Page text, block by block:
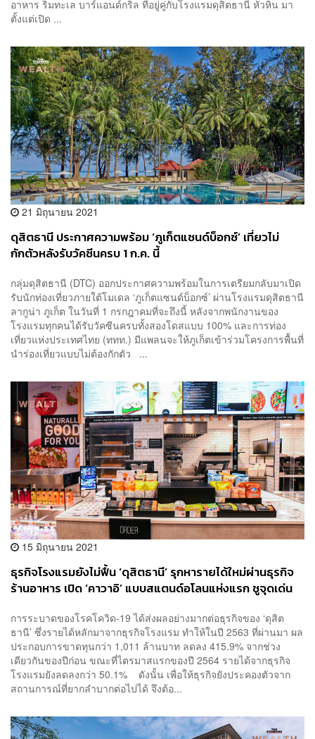
อาหาร ริมทะเล บาร์แอนด์กริล ที่อยู่คู่กับโรงแรมดุสิตธานี หัวหิน มา
ตั้งแต่เปิด ...
21 มิถุนายน 2021
ดุสิตธานี ประกาศความพร้อม ‘ภูเก็ตแซนด์บ็อกซ์’ เที่ยวไม่
กักตัวหลังรับวัคซีนครบ 1 ก.ค. นี้
กลุ่มดุสิตธานี (DTC) ออกประกาศความพร้อมในการเตรียมกลับมาเปิด
รับนักท่องเที่ยวภายใต้โมเดล ‘ภูเก็ตแซนด์บ็อกซ์’ ผ่านโรงแรมดุสิตธานี
ลากูน่า ภูเก็ต ในวันที่ 1 กรกฎาคมที่จะถึงนี้ หลังจากพนักงานของ
โรงแรมทุกคนได้รับวัคซีนครบทั้งสองโดสแบบ 100% และการท่อง
เที่ยวแห่งประเทศไทย (ททท.) มีแพลนจะให้ภูเก็ตเข้าร่วมโครงการพื้นที่
นำร่องเที่ยวแบบไม่ต้องกักตัว ...
15 มิถุนายน 2021
ธุรกิจโรงแรมยังไม่ฟื้น ‘ดุสิตธานี’ รุกหารายได้ใหม่ผ่านธุรกิจ
ร้านอาหาร เปิด ‘คาวาอิ’ แบบสแตนด์อโลนแห่งแรก ชูจุดเด่น
การระบาดของโรคโควิด-19 ได้ส่งผลอย่างมากต่อธุรกิจของ ‘ดุสิต
ธานี’ ซึ่งรายได้หลักมาจากธุรกิจโรงแรม ทำให้ในปี 2563 ที่ผ่านมา ผล
ประกอบการขาดทุนกว่า 1,011 ล้านบาท ลดลง 415.9% จากช่วง
เดียวกันของปีก่อน ขณะที่ไตรมาสแรกของปี 2564 รายได้จากธุรกิจ
โรงแรมยังลดลงกว่า 50.1% ดังนั้น เพื่อให้ธุรกิจยังประคองตัวจาก
สถานการณ์ที่ยากลำบากต่อไปได้ จึงต้อ...